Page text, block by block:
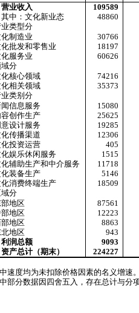
业收入
109589
：文化新业态
48860
类型分
制造业
30766
批发和零售业
18197
服务业
60626
分
核心领域
74216
相关领域
35373
类别分
信息服务
15080
创作生产
25625
设计服务
19285
传播渠道
12306
投资运营
405
娱乐休闲服务
1515
辅助生产和中介服务
11718
装备生产
5146
消费终端生产
18509
分
地区
87561
地区
12223
地区
8863
地区
943
润总额
9093
产总计（期末）
224227
速度均为未扣除价格因素的名义增速
部分数据因四舍五入，存在总计与分